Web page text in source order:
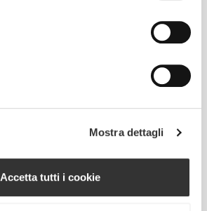
Mostra dettagli
Accetta tutti i cookie